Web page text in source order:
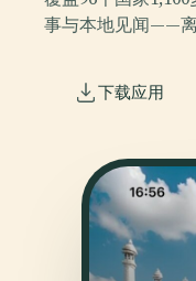
事与本地见闻——离
下载应用